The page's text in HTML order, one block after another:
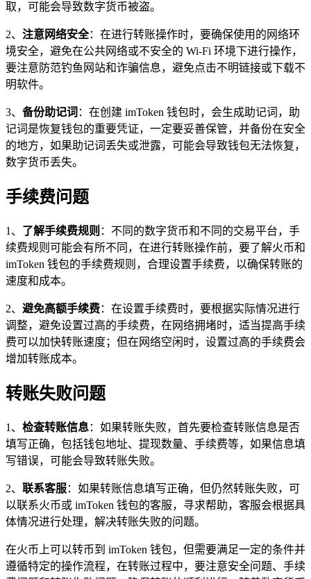
取，可能会导致数字货币被盗。
2、 注意网络安全：在进行转账操作时，要确保使用的网络环
境安全，避免在公共网络或不安全的 Wi-Fi 环境下进行操作，
要注意防范钓鱼网站和诈骗信息，避免点击不明链接或下载不
明软件。
3、 备份助记词 ：在创建 imToken 钱包时，会生成助记词，助
记词是恢复钱包的重要凭证，一定要妥善保管，并备份在安全
的地方，如果助记词丢失或泄露，可能会导致钱包无法恢复，
数字货币丢失。
手续费问题
1、 了解手续费规则 ：不同的数字货币和不同的交易平台，手
续费规则可能会有所不同，在进行转账操作前，要了解火币和
imToken 钱包的手续费规则，合理设置手续费，以确保转账的
速度和成本。
2、 避免高额手续费：在设置手续费时，要根据实际情况进行
调整，避免设置过高的手续费，在网络拥堵时，适当提高手续
费可以加快转账速度；但在网络空闲时，设置过高的手续费会
增加转账成本。
转账失败问题
1、 检查转账信息：如果转账失败，首先要检查转账信息是否
填写正确，包括钱包地址、提现数量、手续费等，如果信息填
写错误，可能会导致转账失败。
2、 联系客服：如果转账信息填写正确，但仍然转账失败，可
以联系火币或 imToken 钱包的客服，寻求帮助，客服会根据具
体情况进行处理，解决转账失败的问题。
在火币上可以转币到 imToken 钱包，但需要满足一定的条件并
遵循特定的操作流程，在转账过程中，要注意安全问题、手续